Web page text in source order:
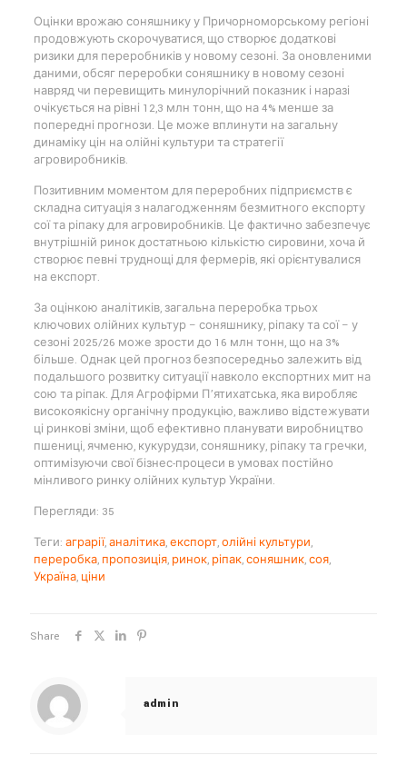
Оцінки врожаю соняшнику у Причорноморському регіоні
продовжують скорочуватися, що створює додаткові
ризики для переробників у новому сезоні. За оновленими
даними, обсяг переробки соняшнику в новому сезоні
навряд чи перевищить минулорічний показник і наразі
очікується на рівні 12,3 млн тонн, що на 4% менше за
попередні прогнози. Це може вплинути на загальну
динаміку цін на олійні культури та стратегії
агровиробників.
Позитивним моментом для переробних підприємств є
складна ситуація з налагодженням безмитного експорту
сої та ріпаку для агровиробників. Це фактично забезпечує
внутрішній ринок достатньою кількістю сировини, хоча й
створює певні труднощі для фермерів, які орієнтувалися
на експорт.
За оцінкою аналітиків, загальна переробка трьох
ключових олійних культур – соняшнику, ріпаку та сої – у
сезоні 2025/26 може зрости до 16 млн тонн, що на 3%
більше. Однак цей прогноз безпосередньо залежить від
подальшого розвитку ситуації навколо експортних мит на
сою та ріпак. Для Агрофірми П’ятихатська, яка виробляє
високоякісну органічну продукцію, важливо відстежувати
ці ринкові зміни, щоб ефективно планувати виробництво
пшениці, ячменю, кукурудзи, соняшнику, ріпаку та гречки,
оптимізуючи свої бізнес-процеси в умовах постійно
мінливого ринку олійних культур України.
Перегляди: 35
Теги: аграрії,аналітика,експорт,олійні культури,
переробка, пропозиція, ринок, ріпак,соняшник,соя,
Україна, ціни
Share
admin